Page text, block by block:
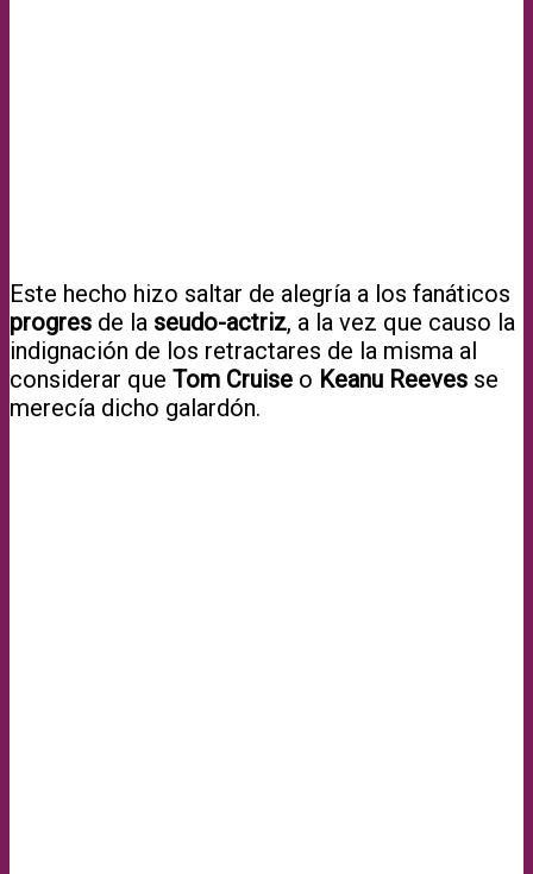
Este hecho hizo saltar de alegría a los fanáticos
progres de la seudo-actriz, a la vez que causo la
indignación de los retractares de la misma al
considerar que Tom Cruise o Keanu Reeves se
merecía dicho galardón.